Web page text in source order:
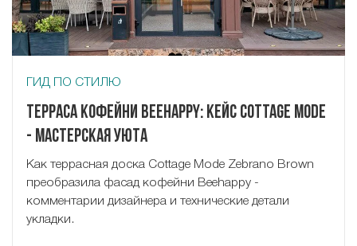
ГИД ПО СТИЛЮ
Терраса кофейни Beehappy: кейс Cottage Mode
- Мастерская Уюта
Как террасная доска Cottage Mode Zebrano Brown
преобразила фасад кофейни Beehappy -
комментарии дизайнера и технические детали
укладки.